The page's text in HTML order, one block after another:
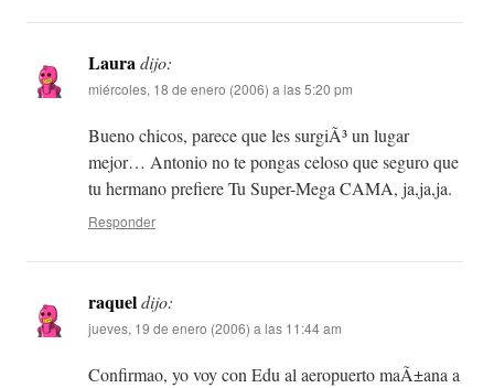
Lauradijo:
miércoles, 18 de enero (2006) a las 5:20 pm
Bueno chicos, parece que les surgiÃ³ un lugar
mejor… Antonio no te pongas celoso que seguro que
tu hermano prefiere Tu Super-Mega CAMA, ja,ja,ja.
Responder
raqueldijo:
jueves, 19 de enero (2006) a las 11:44 am
Confirmao, yo voy con Edu al aeropuerto maÃ±ana a